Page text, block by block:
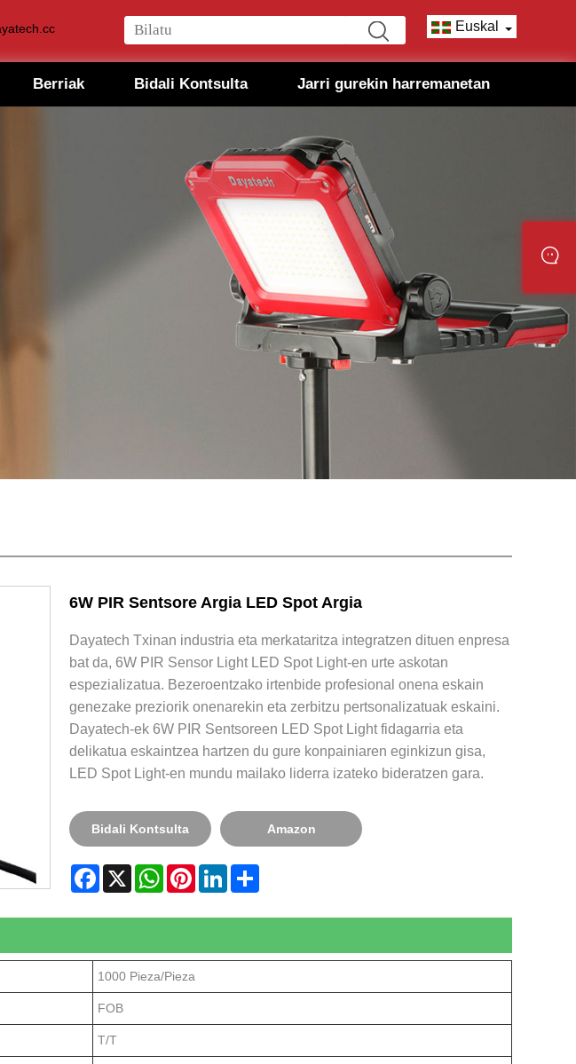
Euskal
Berriak Bidali Kontsulta Jarri gurekin harremanetan
6W PIR Sentsore Argia LED Spot Argia
Dayatech Txinan industria eta merkataritza integratzen dituen enpresa
bat da, 6W PIR Sensor Light LED Spot Light-en urte askotan
espezializatua. Bezeroentzako irtenbide profesional onena eskain
genezake preziorik onenarekin eta zerbitzu pertsonalizatuak eskaini.
Dayatech-ek 6W PIR Sentsoreen LED Spot Light fidagarria eta
delikatua eskaintzea hartzen du gure konpainiaren eginkizun gisa,
LED Spot Light-en mundu mailako liderra izateko bideratzen gara.
Bidali Kontsulta Amazon
Facebook
X WhatsApp
PinterestLinkedInShare
1000 Pieza/Pieza
FOB
T/T